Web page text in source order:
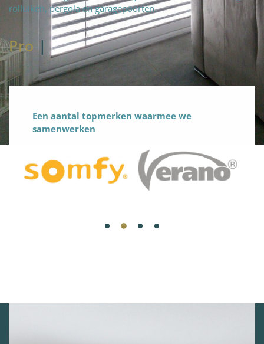
rolluiken, pergola en garagepoorten.
Pro fteam|
Een aantal topmerken waarmee we
samenwerken